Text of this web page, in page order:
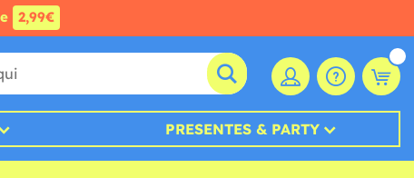
2,99€
PRESENTES & PARTY